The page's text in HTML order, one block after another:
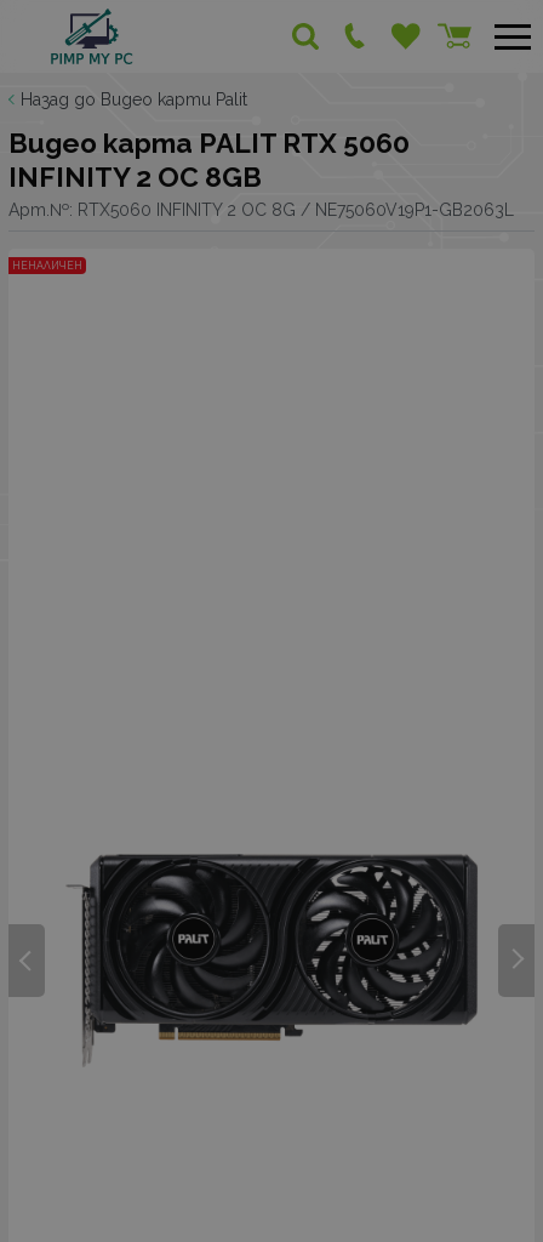
Назад до Видео карти Palit
Видео карта PALIT RTX 5060
INFINITY 2 OC 8GB
Арт.№: RTX5060 INFINITY 2 OC 8G / NE75060V19P1-GB2063L
НЕНАЛИЧЕН